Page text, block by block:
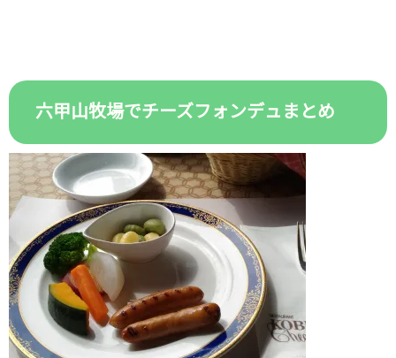
六甲山牧場でチーズフォンデュまとめ